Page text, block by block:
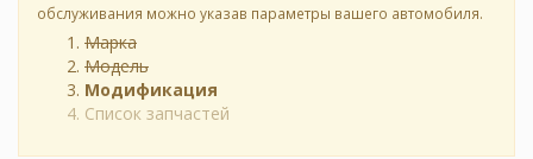
обслуживания можно указав параметры вашего автомобиля.
Марка
Модель
Модификация
Список запчастей